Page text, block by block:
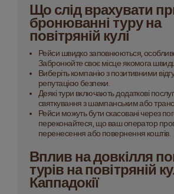
Що слід врахувати
бронюванні туру на
повітряній кулі
Рейси швидко заповнюються, особливо
Забронюйте своє місце якомога
Виберіть компанію з позитивними
репутацією безпеки.
Деякі тури включають додаткові
святкування з шампанським або
Рейси можуть бути скасовані через
переконайтеся, що ваш оператор
перенесення або повернення коштів.
Вплив на довкілля
турів на повітряній
Каппадокії